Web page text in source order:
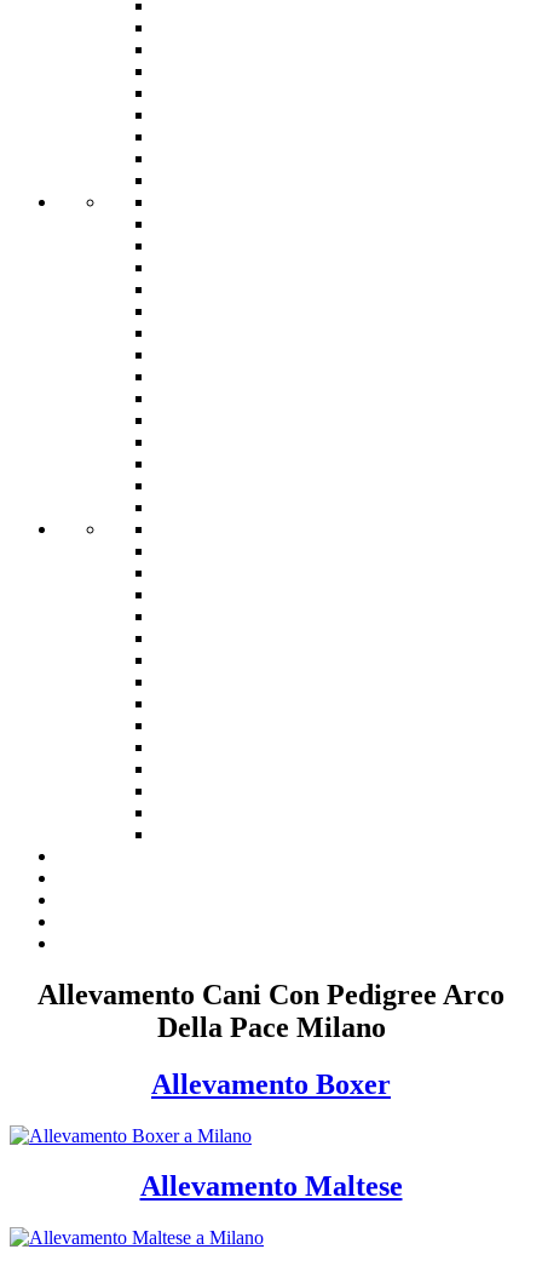
Allevamento Cani Con Pedigree Arco
Della Pace Milano
Allevamento Boxer
Allevamento Maltese